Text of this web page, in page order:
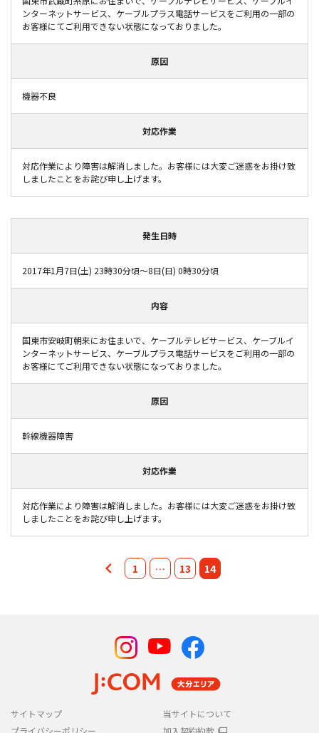
ンターネットサービス、ケーブルプラス電話サービスをご利用の一部の
お客様にてご利用できない状態になっておりました。
原因
機器不良
対応作業
対応作業により障害は解消しました。お客様には大変ご迷惑をお掛け致
しましたことをお詫び申し上げます。
発生日時
2017年1月7日(土) 23時30分頃～8日(日) 0時30分頃
内容
国東市安岐町朝来にお住まいで、ケーブルテレビサービス、ケーブルイ
ンターネットサービス、ケーブルプラス電話サービスをご利用の一部の
お客様にてご利用できない状態になっておりました。
原因
幹線機器障害
対応作業
対応作業により障害は解消しました。お客様には大変ご迷惑をお掛け致
しましたことをお詫び申し上げます。
1 … 13 14
サイトマップ
当サイトについて
プライバシーポリシー
加入契約約款